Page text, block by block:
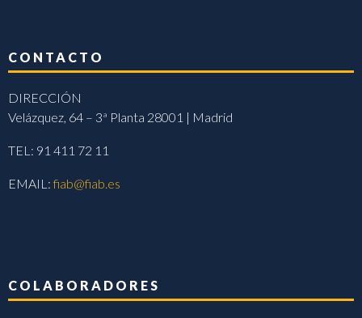
CONTACTO
DIRECCIÓN
Velázquez, 64 – 3ª Planta 28001 | Madrid
TEL: 91 411 72 11
EMAIL:fiab@fiab.es
COLABORADORES